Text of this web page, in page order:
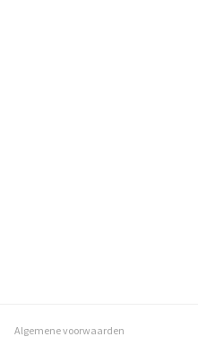
Algemene voorwaarden